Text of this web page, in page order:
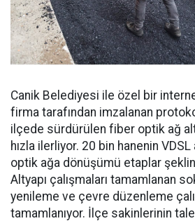
Canik Belediyesi ile özel bir
firma tarafından imzalanan
ilçede sürdürülen fiber optik ağ
hızla ilerliyor. 20 bin hanenin
optik ağa dönüşümü etaplar
Altyapı çalışmaları tamamlanan
yenileme ve çevre düzenleme
tamamlanıyor. İlçe sakinlerinin